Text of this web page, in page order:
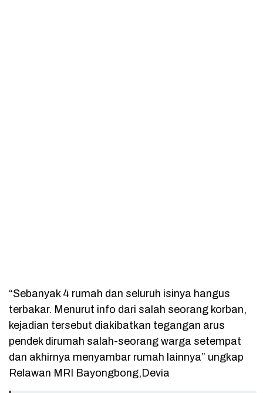
“Sebanyak 4 rumah dan seluruh isinya hangus
terbakar. Menurut info dari salah seorang korban,
kejadian tersebut diakibatkan tegangan arus
pendek dirumah salah-seorang warga setempat
dan akhirnya menyambar rumah lainnya” ungkap
Relawan MRI Bayongbong,Devia